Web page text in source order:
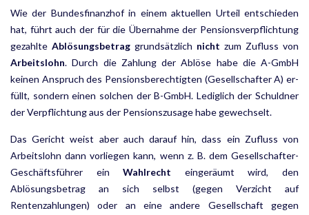
Wie der Bundesfinanzhof in einem aktuellen Urteil entschieden
hat, führt auch der für die Übernahme der Pensionsverpflichtung
gezahlte Ablösungsbetrag grundsätzlich nicht zum Zufluss von
Arbeitslohn. Durch die Zahlung der Ablöse habe die A-GmbH
keinen Anspruch des Pensionsberechtigten (Gesellschafter A) er­
füllt, sondern einen solchen der B-GmbH. Lediglich der Schuldner
der Verpflichtung aus der Pensionszusage habe gewechselt.
Das Gericht weist aber auch darauf hin, dass ein Zufluss von
Arbeitslohn dann vorliegen kann, wenn z. B. dem Gesellschafter-
Geschäftsführer einWahlrecht eingeräumt wird, den
Ablösungsbetrag an sich selbst (gegen Verzicht auf
Rentenzahlungen) oder an eine andere Gesellschaft gegen